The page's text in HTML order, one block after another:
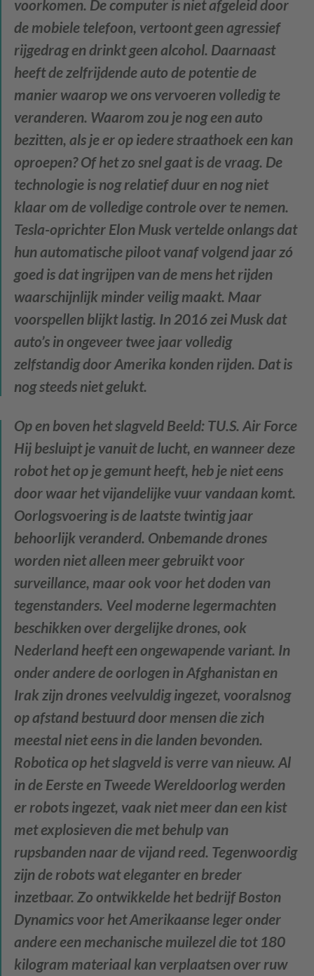
voorkomen. De computer is niet afgeleid door
de mobiele telefoon, vertoont geen agressief
rijgedrag en drinkt geen alcohol. Daarnaast
heeft de zelfrijdende auto de potentie de
manier waarop we ons vervoeren volledig te
veranderen. Waarom zou je nog een auto
bezitten, als je er op iedere straathoek een kan
oproepen? Of het zo snel gaat is de vraag. De
technologie is nog relatief duur en nog niet
klaar om de volledige controle over te nemen.
Tesla-oprichter Elon Musk vertelde onlangs dat
hun automatische piloot vanaf volgend jaar zó
goed is dat ingrijpen van de mens het rijden
waarschijnlijk minder veilig maakt. Maar
voorspellen blijkt lastig. In 2016 zei Musk dat
auto’s in ongeveer twee jaar volledig
zelfstandig door Amerika konden rijden. Dat is
nog steeds niet gelukt.
Op en boven het slagveld Beeld: TU.S. Air Force
Hij besluipt je vanuit de lucht, en wanneer deze
robot het op je gemunt heeft, heb je niet eens
door waar het vijandelijke vuur vandaan komt.
Oorlogsvoering is de laatste twintig jaar
behoorlijk veranderd. Onbemande drones
worden niet alleen meer gebruikt voor
surveillance, maar ook voor het doden van
tegenstanders. Veel moderne legermachten
beschikken over dergelijke drones, ook
Nederland heeft een ongewapende variant. In
onder andere de oorlogen in Afghanistan en
Irak zijn drones veelvuldig ingezet, vooralsnog
op afstand bestuurd door mensen die zich
meestal niet eens in die landen bevonden.
Robotica op het slagveld is verre van nieuw. Al
in de Eerste en Tweede Wereldoorlog werden
er robots ingezet, vaak niet meer dan een kist
met explosieven die met behulp van
rupsbanden naar de vijand reed. Tegenwoordig
zijn de robots wat eleganter en breder
inzetbaar. Zo ontwikkelde het bedrijf Boston
Dynamics voor het Amerikaanse leger onder
andere een mechanische muilezel die tot 180
kilogram materiaal kan verplaatsen over ruw